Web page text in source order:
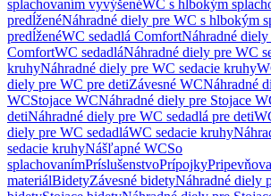
splachovaním vyvýšenéWC s hlbokým
predĺženéNáhradné diely pre WC s hlbokým
predĺženéWC sedadlá ComfortNáhradné
ComfortWC sedadláNáhradné diely pre WC
kruhyNáhradné diely pre WC sedacie kruhy
diely pre WC pre detiZávesné WCNáhradné
WCStojace WCNáhradné diely pre Stojace
detiNáhradné diely pre WC sedadlá pre deti
diely pre WC sedadláWC sedacie kruhy
sedacie kruhyNášľapné WCSo
splachovanímPríslušenstvoPrípojky
materiálBidetyZávesné bidetyNáhradné diely